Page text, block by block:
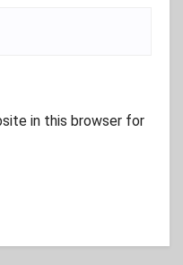
in this browser for